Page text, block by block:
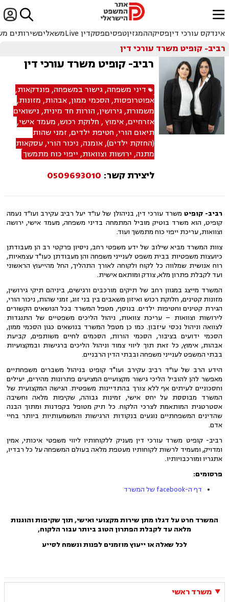

ﱐ
אינדקס עורכי דיןפסיקההמגזיןטפסיםפסקדין Live משאליםשירותים
רביב- קופיט משרד עורכי דין
רביב- קופיט משרד עורכי דין
דיני משפחה,גישור במשפחה, פונדקאות,
אפוטרופסות, הסכמי ממון,אבהות, מזונות,
משמורת,גירושין, הורות חד מינית, נישואים
אזרחיים,אימוץ , חלוקת רכוש, מעמד אישי,
תיאום הורי, חטיפת ילדים, זמני שהות
(החזקת ילדים),אומנה, ניכור הורי,עסקאות
מתנה, ירושות וצוואות, ייפוי כוח מתמשך
ליצירת קשר: 0509693010
רביב- קופיט משרד עורכי דין, בניהולן של עו״ד יעל רביב עקירב ועו״ד נעמה
קופיט, הוא משרד בוטיק מוביל המתמחה בדיני משפחה, מעמד אישי, ירושה
וצוואות, עריכת ייפוי כוח מתמשך ועוד.
צוות המשרד מביא שילוב של ידע משפטי רחב, ניסיון פרקטי רב הן מעבודתן
כיועצות משפטיות בבית משפט לענייני משפחה והן מעבודתן כעו"ד עצמאיות,
רוח אנושית שמלווה כל לקוח ולקוחה לאורך התהליך, החל מהייעוץ הראשוני
ועד לקבלת פתרון מלא, צודק ומותאם אישית.
המשרד מייצג במגוון רחב של תיקים מורכבים ורגישים, ביניהם תיקי גירושין,
מזונות קטינים, חלוקת רכוש ואיזון משאבים בין בני זוג, זמני שהות, ניכור הורי,
הגירת קטינים וחטיפות ילדים. בנוסף, מטפל המשרד בכל הנושאים הקשורים
לירושות וצוואות – עריכת צוואות, ניהול הליכים משפטיים של התנגדות
לצוואה וניהול נכסי עיזבון. כמו כן מטפל המשרד בנושאים כגון הסכמי ממון,
הסכמי ידועים בציבור, הסכמי הורות, הסכמים לחיים משותפים, קביעת
אבהות, אימוץ, כל זאת תוך ליווי צמוד וניהול הליכים ברגישות ובמקצועיות
בבתי המשפט לענייני משפחה ובבתי הדין הרבניים.
הידע הרב של עו״ד רביב עקירב ועו"ד קופיט בניהול משברים משפחתיים
מאפשר להן להוביל הליכי גישור מקצועיים המציעים פתרונות מהירים, יעילים
וחסכוניים לעיתים אף ללא צורך בהתדיינות משפטית. הגישה המקצועית של
המשרד מבוססת על יחס אישי, זמינות גבוהה, שקיפות מלאה וחשיבה
אסטרטגית המותאמת לצרכי הלקוח. כל תיק מטופל בקפדנות ומתוך הבנה
שהדינים המשפחתיים נוגעים בנקודות הרגישות והמשמעותיות ביותר בחיי
אדם.
רביב- קופיט משרד עורכי דין מעניק ללקוחותיו ליווי משפטי איכותי, אמין
ומדויק, ומעמיד לרשות לקוחותיו מעטפת מלאה בעולם המשפחה על כל רבדיו,
אתגריו ומורכבויותיו.
פרסומים:
דף ה-facebook של המשרד
המשרד חרט על דגלו מתן שירות מקצועי ואישי, תוך שקיפות והוגנות
מלאה עד לקבלת הפתרון הטוב ביותר עבור הלקוח,
לכל שאלה או ייעוץמוזמנים לפנות ונשמח לסייע
משרד ראשי